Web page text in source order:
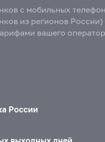
с мобильных
из регионов России)
вашего
России